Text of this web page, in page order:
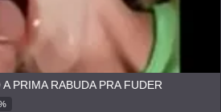
PRIMA RABUDA PRA FUDER